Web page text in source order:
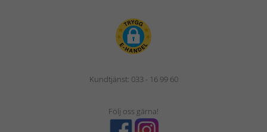
Kundtjänst: 033 - 16 99 60
Följ oss gärna!